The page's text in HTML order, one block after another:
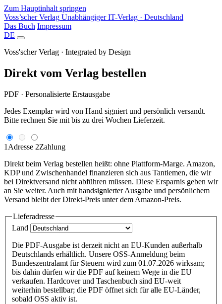
Zum Hauptinhalt springen
Voss’scher Verlag Unabhängiger IT-Verlag · Deutschland
Das Buch Impressum
DE
Voss'scher Verlag · Integrated by Design
Direkt vom Verlag bestellen
PDF · Personalisierte Erstausgabe
Jedes Exemplar wird von Hand signiert und persönlich versandt.
Bitte rechnen Sie mit bis zu drei Wochen Lieferzeit.
1 Adresse 2Zahlung
Direkt beim Verlag bestellen heißt: ohne Plattform-Marge. Amazon,
KDP und Zwischenhandel finanzieren sich aus Tantiemen, die wir
bei Direktversand nicht abführen müssen. Diese Ersparnis geben wir
an Sie weiter. Auch mit handsignierter Ausgabe und persönlichem
Versand bleibt der Direkt-Preis unter dem Amazon-Preis.
Lieferadresse
Land
Die PDF-Ausgabe ist derzeit nicht an EU-Kunden außerhalb
Deutschlands erhältlich. Unsere OSS-Anmeldung beim
Bundeszentralamt für Steuern wird zum 01.07.2026 wirksam;
bis dahin dürfen wir die PDF auf keinem Wege in die EU
verkaufen. Hardcover und Taschenbuch sind EU-weit
weiterhin bestellbar; die PDF öffnet sich für alle EU-Länder,
sobald OSS aktiv ist.